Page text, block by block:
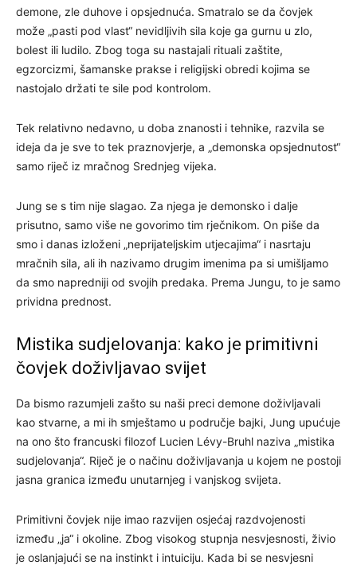
demone, zle duhove i opsjednuća. Smatralo se da čovjek
može „pasti pod vlast“ nevidljivih sila koje ga gurnu u zlo,
bolest ili ludilo. Zbog toga su nastajali rituali zaštite,
egzorcizmi, šamanske prakse i religijski obredi kojima se
nastojalo držati te sile pod kontrolom.
Tek relativno nedavno, u doba znanosti i tehnike, razvila se
ideja da je sve to tek praznovjerje, a „demonska opsjednutost“
samo riječ iz mračnog Srednjeg vijeka.
Jung se s tim nije slagao. Za njega je demonsko i dalje
prisutno, samo više ne govorimo tim rječnikom. On piše da
smo i danas izloženi „neprijateljskim utjecajima“ i nasrtaju
mračnih sila, ali ih nazivamo drugim imenima pa si umišljamo
da smo napredniji od svojih predaka. Prema Jungu, to je samo
prividna prednost.
Mistika sudjelovanja: kako je primitivni
čovjek doživljavao svijet
Da bismo razumjeli zašto su naši preci demone doživljavali
kao stvarne, a mi ih smještamo u područje bajki, Jung upućuje
na ono što francuski filozof Lucien Lévy-Bruhl naziva „mistika
sudjelovanja“. Riječ je o načinu doživljavanja u kojem ne postoji
jasna granica između unutarnjeg i vanjskog svijeta.
Primitivni čovjek nije imao razvijen osjećaj razdvojenosti
između „ja“ i okoline. Zbog visokog stupnja nesvjesnosti, živio
je oslanjajući se na instinkt i intuiciju. Kada bi se nesvjesni